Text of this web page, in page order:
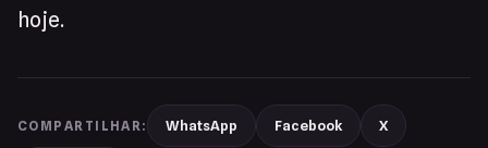
hoje.
COMPARTILHAR: WhatsApp Facebook X